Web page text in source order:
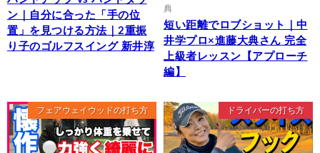
ン｜自分に合った「手の位
置」を見つける方法｜2重振
り子のゴルフスイング 新井淳
典
短い距離でロブショット｜中
井学プロ×進藤大典さん 完全
上級者レッスン【アプローチ
編】
フェアウェイウッドの打ち方 ドライバーの打ち方